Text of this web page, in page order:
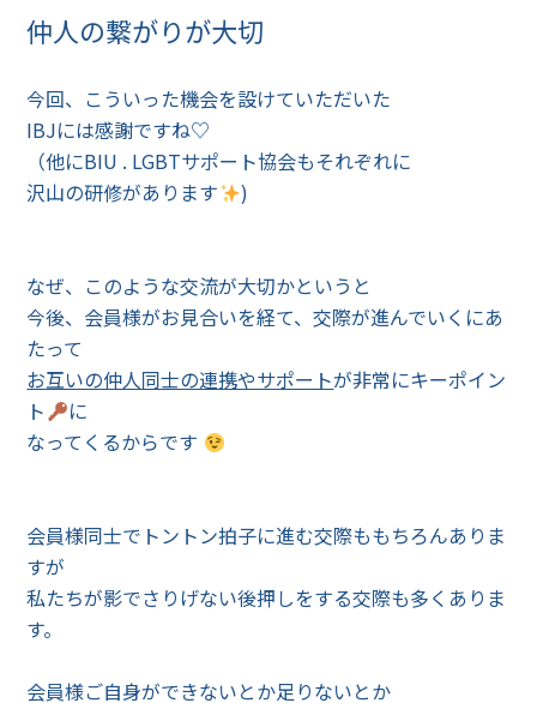
仲人の繋がりが大切
今回、こういった機会を設けていただいた
IBJには感謝ですね♡
（他にBIU . LGBTサポート協会もそれぞれに
沢山の研修があります
)
なぜ、このような交流が大切かというと
今後、会員様がお見合いを経て、交際が進んでいくにあ
たって
お互いの仲人同士の連携やサポートが非常にキーポイン
ト
に
なってくるからです
会員様同士でトントン拍子に進む交際ももちろんありま
すが
私たちが影でさりげない後押しをする交際も多くありま
す。
会員様ご自身ができないとか足りないとか